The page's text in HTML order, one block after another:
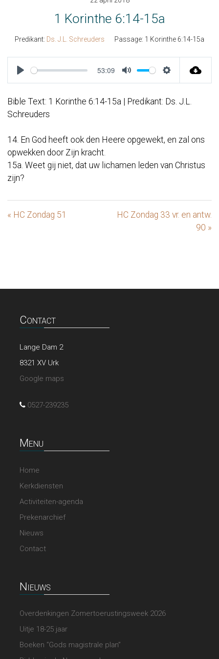
1 Korinthe 6:14-15a
Predikant: Ds. J.L. Schreuders Passage: 1 Korinthe 6:14-15a
Play
53:09
Mute Settings
Bible Text: 1 Korinthe 6:14-15a | Predikant: Ds. J.L.
Schreuders
14. En God heeft ook den Heere opgewekt, en zal ons
opwekken door Zijn kracht.
15a. Weet gij niet, dat uw lichamen leden van Christus
zijn?
« HC Zondag 51
HC Zondag 33 vr. en antw.
90 »
Contact
Lange Dam 2
8321 XV Urk
Google maps
0527-239235
Menu
Home
Kerkdiensten
Activiteiten-agenda
Prekenarchief
Nieuws
Contact
Nieuws
Overdenkingen Zomertoerustingsweek 2026
Uitje 18-25 jaar
Boeken “Gods magistrale plan”